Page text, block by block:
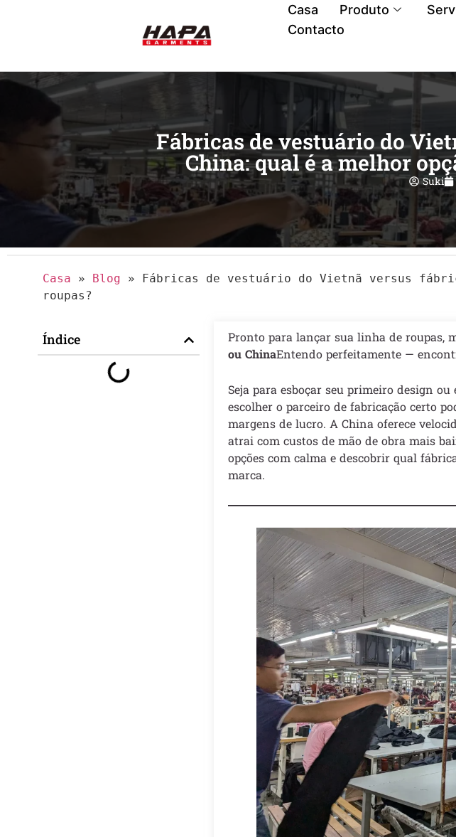
Casa Produto
Contacto
Fábricas de vestuário do
China: qual é a melhor
Suki
Casa » Blog » Fábricas de vestuário do Vietnã versus
roupas?
Índice Pronto para lançar sua linha de roupas,
ou ChinaEntendo perfeitamente —
Seja para esboçar seu primeiro design
escolher o parceiro de fabricação certo
margens de lucro. A China oferece
atrai com custos de mão de obra mais
opções com calma e descobrir qual
marca.